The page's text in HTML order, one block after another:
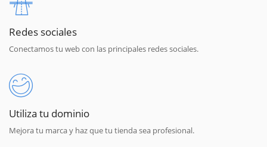
Redes sociales
Conectamos tu web con las principales redes sociales.
Utiliza tu dominio
Mejora tu marca y haz que tu tienda sea profesional.